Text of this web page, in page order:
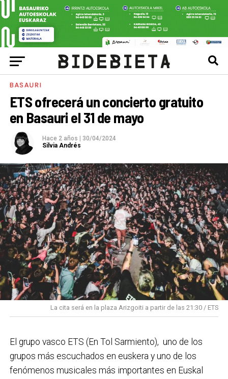
BASAURI
ETS ofrecerá un concierto gratuito
en Basauri el 31 de mayo
Hace 2 años
30/04/2024
Silvia Andrés
La cita será en la plaza Arizgoiti a partir de las 21:30 / ETS
El grupo vasco ETS (En Tol Sarmiento), uno de los
grupos más escuchados en euskera y uno de los
fenómenos musicales más importantes en Euskal